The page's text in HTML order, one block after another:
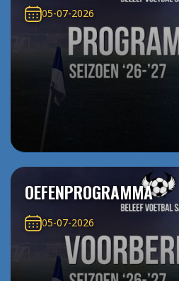
05-07-2026
OEFENPROGRAMMA
05-07-2026